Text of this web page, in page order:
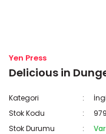
Yen Press
Delicious in
Kategori
Stok Kodu
Stok Durumu
Var